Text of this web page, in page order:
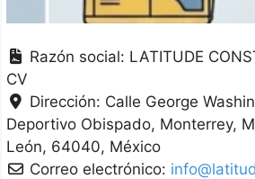
Razón social: LATITUDE
CV
Dirección: Calle George
Deportivo Obispado, Monterrey
León 64040 México
Correo electrónico: